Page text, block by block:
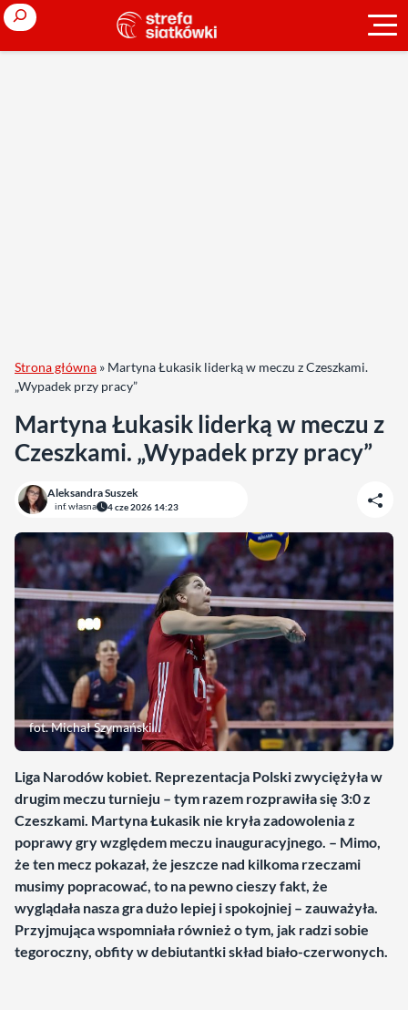
Search
Strona główna » Martyna Łukasik liderką w meczu z Czeszkami.
„Wypadek przy pracy”
Martyna Łukasik liderką w meczu z
Czeszkami. „Wypadek przy pracy”
Aleksandra Suszek
inf. własna 4 cze 2026 14:23
fot. Michał Szymański
Liga Narodów kobiet. Reprezentacja Polski zwyciężyła w
drugim meczu turnieju – tym razem rozprawiła się 3:0 z
Czeszkami. Martyna Łukasik nie kryła zadowolenia z
poprawy gry względem meczu inauguracyjnego. – Mimo,
że ten mecz pokazał, że jeszcze nad kilkoma rzeczami
musimy popracować, to na pewno cieszy fakt, że
wyglądała nasza gra dużo lepiej i spokojniej – zauważyła.
Przyjmująca wspomniała również o tym, jak radzi sobie
tegoroczny, obfity w debiutantki skład biało-czerwonych.